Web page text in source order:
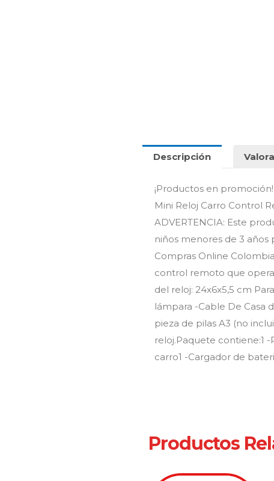
Descripción
¡Productos en
Mini Reloj Carro Control
ADVERTENCIA: Este
niños menores de 3 años
Compras Online
control remoto que opera
del reloj: 24x6x5,5 cm
lámpara -Cable De Casa
pieza de pilas A3 (no
reloj.Paquete contiene:1
carro1 -Cargador de
Productos